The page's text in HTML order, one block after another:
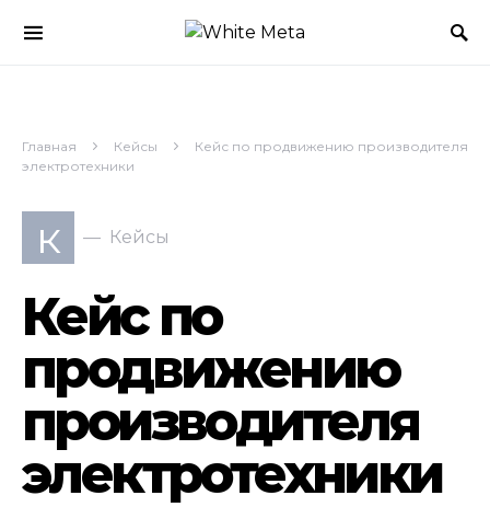
Главная Кейсы
Кейс по продвижению производителя
электротехники
к Кейсы
Кейс по
продвижению
производителя
электротехники